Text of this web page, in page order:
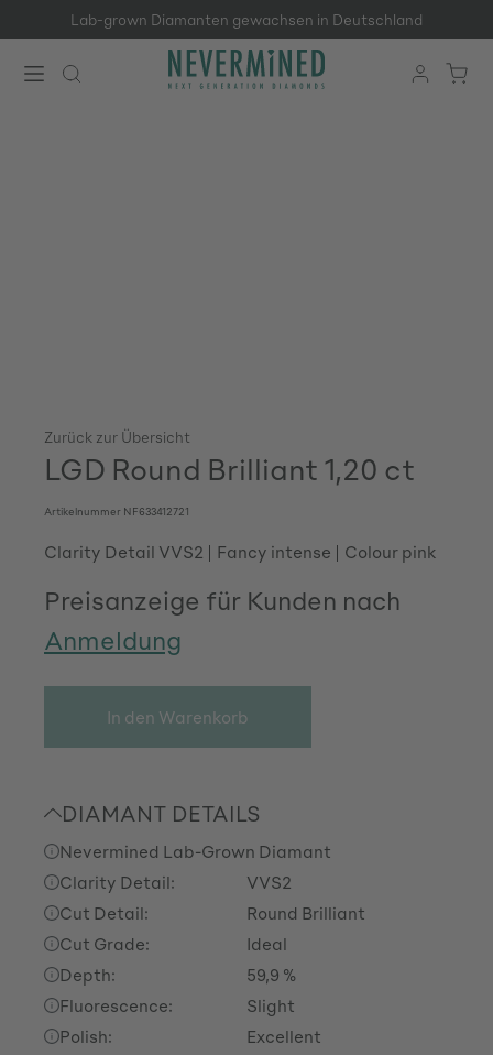
Zum Hauptinhalt springen
Lab-grown Diamanten gewachsen in Deutschland
Zurück zur Übersicht
LGD Round Brilliant 1,20 ct
Artikelnummer NF633412721
Clarity Detail VVS2 Fancy intense Colour pink
Preisanzeige für Kunden nach
Anmeldung
In den Warenkorb
DIAMANT DETAILS
Nevermined Lab-Grown Diamant
Clarity Detail:
VVS2
Cut Detail:
Round Brilliant
Cut Grade:
Ideal
Depth:
59,9 %
Fluorescence:
Slight
Polish:
Excellent